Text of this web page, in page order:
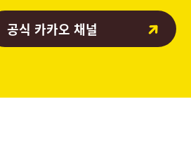
공식 카카오 채널